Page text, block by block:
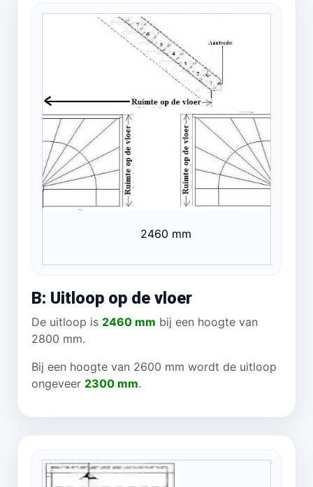
2460 mm
B: Uitloop op de vloer
De uitloop is 2460 mm bij een hoogte van
2800 mm.
Bij een hoogte van 2600 mm wordt de uitloop
ongeveer 2300 mm.